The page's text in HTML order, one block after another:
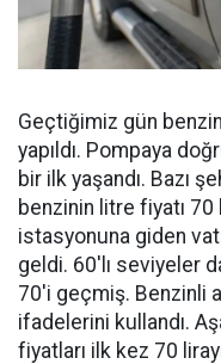
Geçtiğimiz gün
yapıldı. Pompaya
bir ilk yaşandı. Bazı
benzinin litre fiyatı 70
istasyonuna giden
geldi. 60'lı seviyeler
70'i geçmiş. Benzinli
ifadelerini kullandı.
fiyatları ilk kez 70